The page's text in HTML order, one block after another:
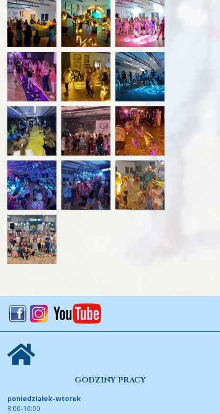
GODZINY PRACY
poniedziałek-wtorek
8:00-16:00